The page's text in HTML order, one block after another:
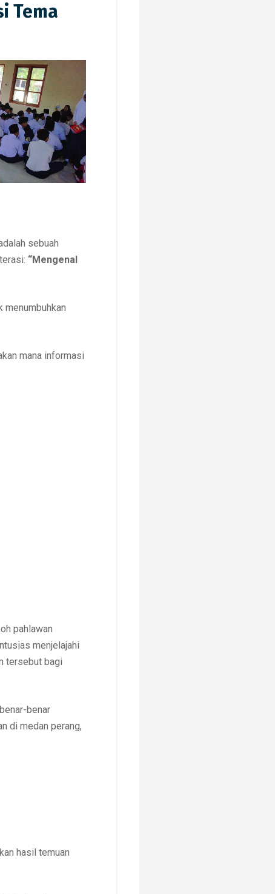
Tema
sebuah
“Mengenal
menumbuhkan
mana informasi
pahlawan
menjelajahi
tersebut bagi
benar
di medan perang,
hasil temuan